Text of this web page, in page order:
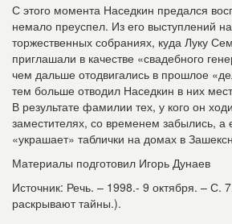
С этого момента Наседкин предался
немало преуспел. Из его выступлений
торжественных собраниях, куда Луку
приглашали в качестве «свадебного
чем дальше отодвигались в прошлое
тем больше отводил Наседкин в них
В результате фамилии тех, у кого он
заместителях, со временем забылись, а
«украшает» таблички на домах в
Материалы подготовил Игорь Дунаев
Источник: Речь. – 1998.- 9 октября. – С.
раскрывают тайны.).